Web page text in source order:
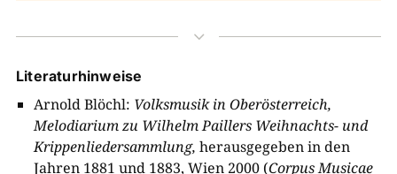
3
Literaturhinweise
Arnold Blöchl: Volksmusik in Oberösterreich,
Melodiarium zu Wilhelm Paillers Weihnachts- und
Krippenliedersammlung, herausgegeben in den
Jahren 1881 und 1883, Wien 2000 (Corpus Musicae